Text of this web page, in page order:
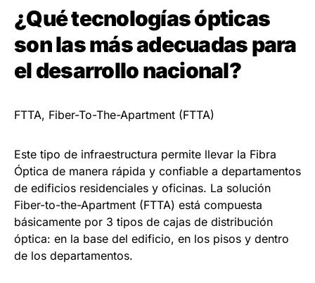
¿Qué tecnologías ópticas
son las más adecuadas para
el desarrollo nacional?
FTTA, Fiber-To-The-Apartment (FTTA)
Este tipo de infraestructura permite llevar la Fibra
Óptica de manera rápida y confiable a departamentos
de edificios residenciales y oficinas. La solución
Fiber-to-the-Apartment (FTTA) está compuesta
básicamente por 3 tipos de cajas de distribución
óptica: en la base del edificio, en los pisos y dentro
de los departamentos.